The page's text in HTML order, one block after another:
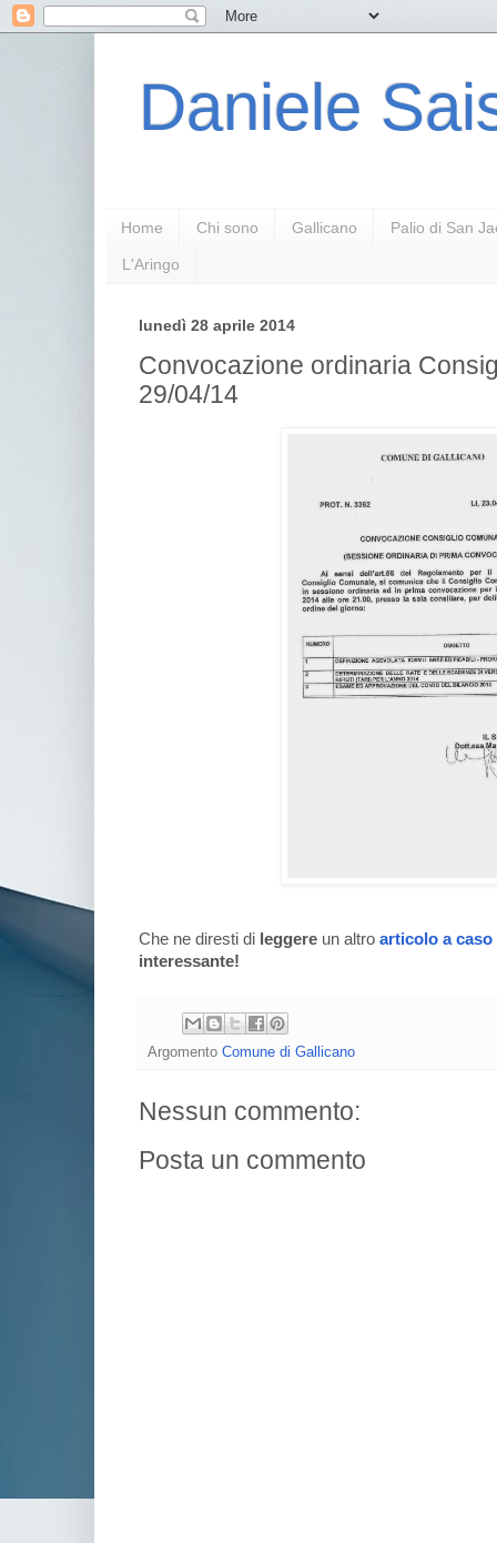
Daniele
Home Chi sono Gallicano Palio di San
L'Aringo
lunedì 28 aprile 2014
Convocazione ordinaria
29/04/14
Che ne diresti di leggere un altro articolo a caso
interessante!
Argomento Comune di Gallicano
Nessun commento:
Posta un commento